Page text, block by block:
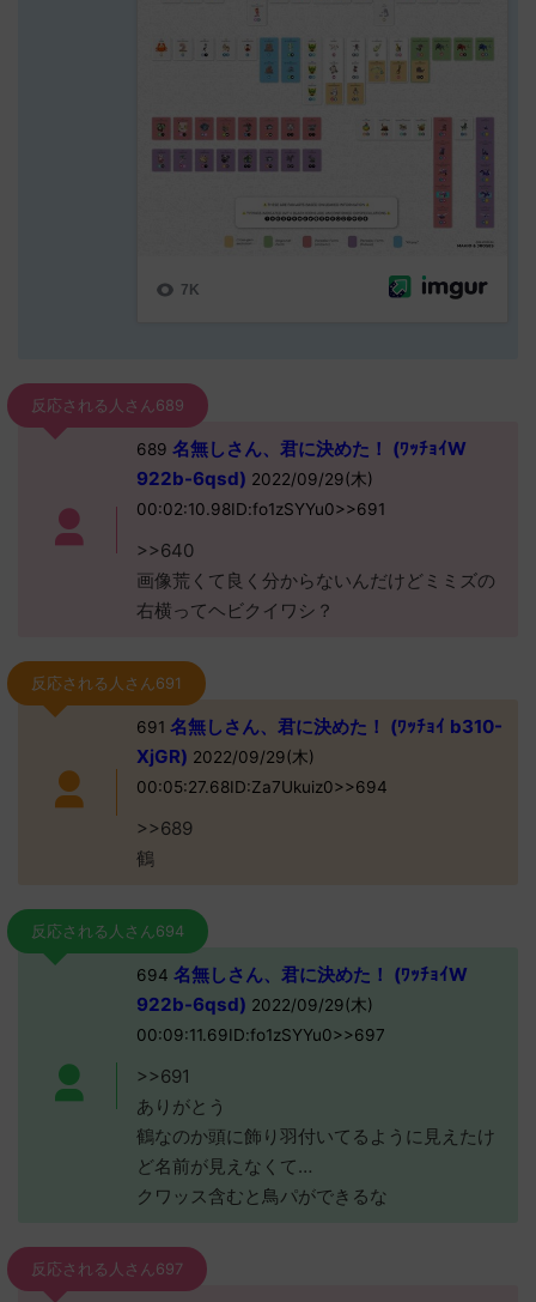
反応される人さん689
689 名無しさん、君に決めた！ (ﾜｯﾁｮｲW
922b-6qsd) 2022/09/29(木)
00:02:10.98ID:fo1zSYYu0>>691
>>640
画像荒くて良く分からないんだけどミミズの
右横ってヘビクイワシ？
反応される人さん691
691 名無しさん、君に決めた！ (ﾜｯﾁｮｲ b310-
XjGR) 2022/09/29(木)
00:05:27.68ID:Za7Ukuiz0>>694
>>689
鶴
反応される人さん694
694 名無しさん、君に決めた！ (ﾜｯﾁｮｲW
922b-6qsd) 2022/09/29(木)
00:09:11.69ID:fo1zSYYu0>>697
>>691
ありがとう
鶴なのか頭に飾り羽付いてるように見えたけ
ど名前が見えなくて…
クワッス含むと鳥パができるな
反応される人さん697